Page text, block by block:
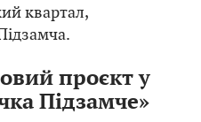
квартал,
проєкт у
Підзамче»